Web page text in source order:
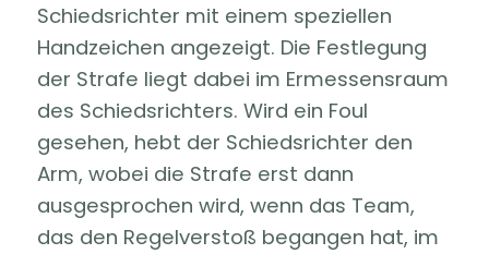
Schiedsrichter mit einem speziellen
Handzeichen angezeigt. Die Festlegung
der Strafe liegt dabei im Ermessensraum
des Schiedsrichters. Wird ein Foul
gesehen, hebt der Schiedsrichter den
Arm, wobei die Strafe erst dann
ausgesprochen wird, wenn das Team,
das den Regelverstoß begangen hat, im